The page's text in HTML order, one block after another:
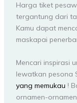
Harga tiket
tergantung dari
Kamu dapat
maskapai
Mencari inspirasi
lewatkan pesona
yang memukau !
ornamen-